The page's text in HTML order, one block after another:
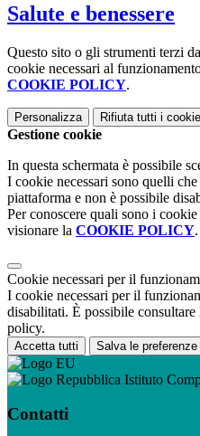
Salute e benessere
Questo sito o gli strumenti terzi
cookie necessari al
COOKIE POLICY.
Personalizza Rifiuta tutti i
Gestione cookie
In questa schermata è possibile
I cookie necessari sono quelli
piattaforma e non è possibile
Per conoscere quali sono i
visionare la COOKIE POLICY.
Cookie necessari per il
I cookie necessari per il
disabilitati. È possibile
policy.
Accetta tutti Salva le preferenze
Istituto
Contatti